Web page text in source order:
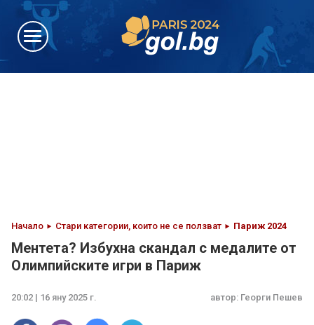
Начало Стари категории, които не се ползват Париж 2024
Ментета? Избухна скандал с медалите от
Олимпийските игри в Париж
20:02 | 16 яну 2025 г. автор: Георги Пешев